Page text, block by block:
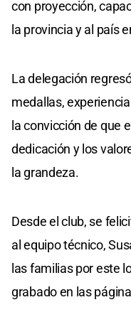
con proyección,
la provincia y al país
La delegación
medallas,
la convicción de que
dedicación y los
la grandeza.
Desde el club, se
al equipo técnico,
las familias por este
grabado en las